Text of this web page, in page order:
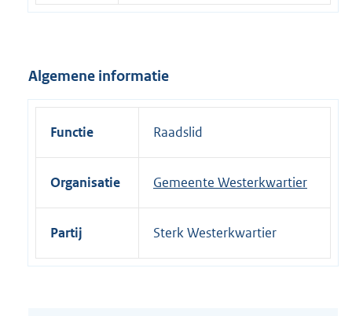
e
n
k
Algemene informatie
Functie Raadslid
Organisatie Gemeente Westerkwartier
Partij Sterk Westerkwartier